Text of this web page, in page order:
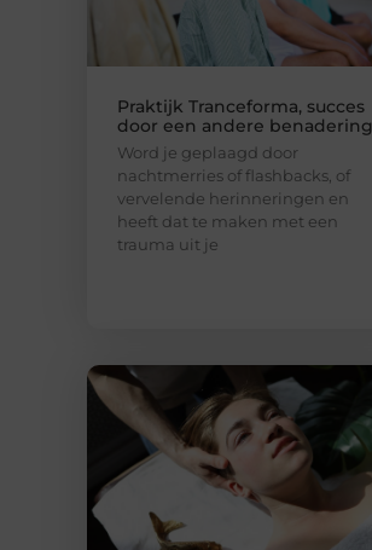
Praktijk Tranceforma, succes
door een andere benadering
Word je geplaagd door
nachtmerries of flashbacks, of
vervelende herinneringen en
heeft dat te maken met een
trauma uit je